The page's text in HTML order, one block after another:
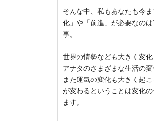
そんな中、私もあなたも今
化」や「前進」が必要なの
事。
世界の情勢なども大きく変
アナタのさまざまな生活の変
また運気の変化も大きく起
が変わるということは変化の
ます。